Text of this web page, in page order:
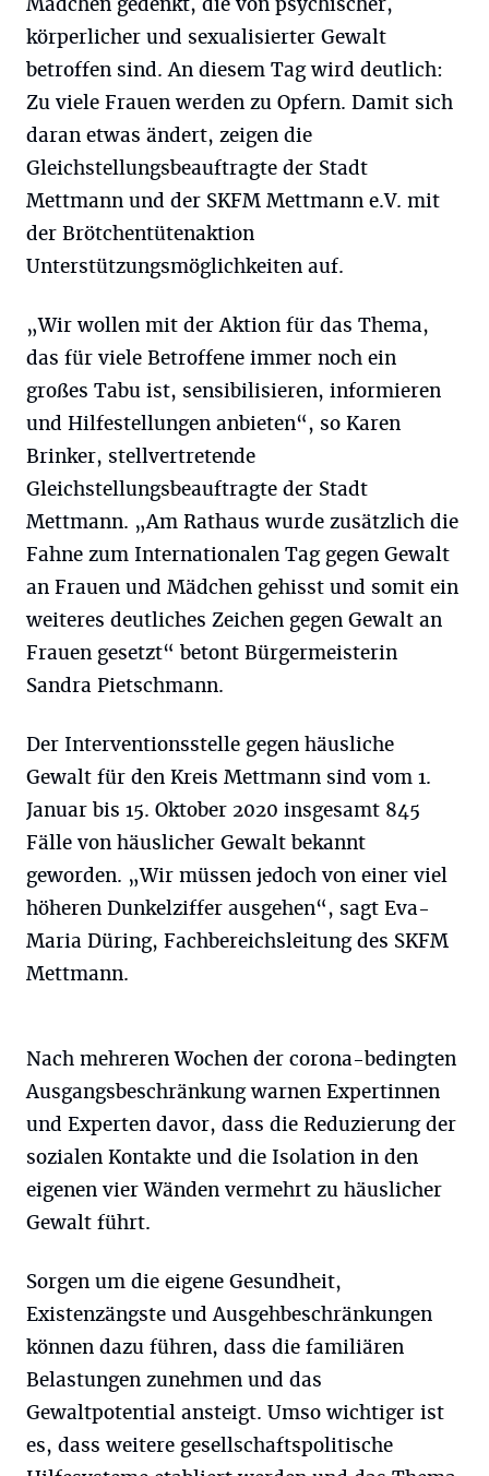
körperlicher und sexualisierter Gewalt
betroffen sind. An diesem Tag wird deutlich:
Zu viele Frauen werden zu Opfern. Damit sich
daran etwas ändert, zeigen die
Gleichstellungsbeauftragte der Stadt
Mettmann und der SKFM Mettmann e.V. mit
der Brötchentütenaktion
Unterstützungsmöglichkeiten auf.
„Wir wollen mit der Aktion für das Thema,
das für viele Betroffene immer noch ein
großes Tabu ist, sensibilisieren, informieren
und Hilfestellungen anbieten“, so Karen
Brinker, stellvertretende
Gleichstellungsbeauftragte der Stadt
Mettmann. „Am Rathaus wurde zusätzlich die
Fahne zum Internationalen Tag gegen Gewalt
an Frauen und Mädchen gehisst und somit ein
weiteres deutliches Zeichen gegen Gewalt an
Frauen gesetzt“ betont Bürgermeisterin
Sandra Pietschmann.
Der Interventionsstelle gegen häusliche
Gewalt für den Kreis Mettmann sind vom 1.
Januar bis 15. Oktober 2020 insgesamt 845
Fälle von häuslicher Gewalt bekannt
geworden. „Wir müssen jedoch von einer viel
höheren Dunkelziffer ausgehen“, sagt Eva-
Maria Düring, Fachbereichsleitung des SKFM
Mettmann.
Nach mehreren Wochen der corona-bedingten
Ausgangsbeschränkung warnen Expertinnen
und Experten davor, dass die Reduzierung der
sozialen Kontakte und die Isolation in den
eigenen vier Wänden vermehrt zu häuslicher
Gewalt führt.
Sorgen um die eigene Gesundheit,
Existenzängste und Ausgehbeschränkungen
können dazu führen, dass die familiären
Belastungen zunehmen und das
Gewaltpotential ansteigt. Umso wichtiger ist
es, dass weitere gesellschaftspolitische